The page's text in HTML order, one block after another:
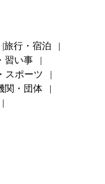
旅行・宿泊
習い事
スポーツ
関・団体